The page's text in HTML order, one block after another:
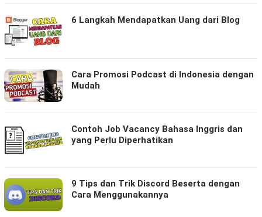
6 Langkah Mendapatkan Uang dari Blog
Cara Promosi Podcast di Indonesia dengan
Mudah
Contoh Job Vacancy Bahasa Inggris dan
yang Perlu Diperhatikan
9 Tips dan Trik Discord Beserta dengan
Cara Menggunakannya